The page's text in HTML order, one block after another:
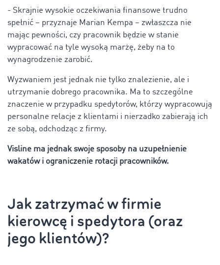
- Skrajnie wysokie oczekiwania finansowe trudno
spełnić – przyznaje Marian Kempa – zwłaszcza nie
mając pewności, czy pracownik będzie w stanie
wypracować na tyle wysoką marżę, żeby na to
wynagrodzenie zarobić.
Wyzwaniem jest jednak nie tylko znalezienie, ale i
utrzymanie dobrego pracownika. Ma to szczególne
znaczenie w przypadku spedytorów, którzy wypracowują
personalne relacje z klientami i nierzadko zabierają ich
ze sobą, odchodząc z firmy.
Visline ma jednak swoje sposoby na uzupełnienie
wakatów i ograniczenie rotacji pracowników.
Jak zatrzymać w firmie
kierowcę i spedytora (oraz
jego klientów)?